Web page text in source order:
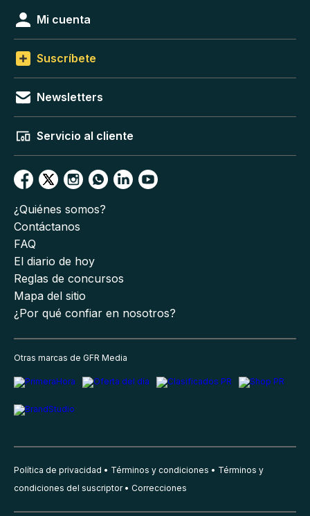
Mi cuenta
Suscríbete
Newsletters
Servicio al cliente
¿Quiénes somos?
Contáctanos
FAQ
El diario de hoy
Reglas de concursos
Mapa del sitio
¿Por qué confiar en nosotros?
Otras marcas de GFR Media
Política de privacidad Términos y condiciones
Términos y
condiciones del suscriptor
Correcciones